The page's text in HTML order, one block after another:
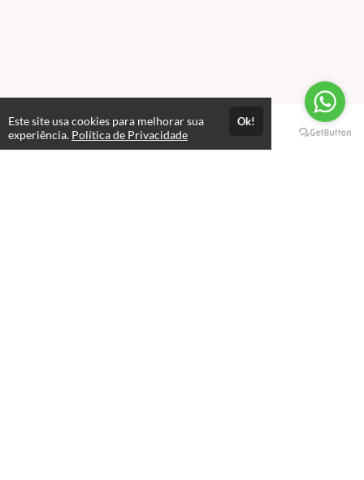
Páginas
Este site usa cookies para melhorar sua
experiência. Política de Privacidade
Ok!